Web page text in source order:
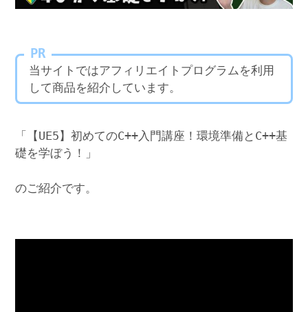
PR
当サイトではアフィリエイトプログラムを利用
して商品を紹介しています。
「【UE5】初めてのC++入門講座！環境準備とC++基
礎を学ぼう！」
のご紹介です。